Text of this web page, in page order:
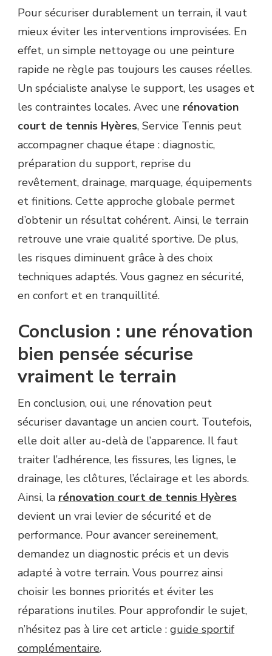
Pour sécuriser durablement un terrain, il vaut
mieux éviter les interventions improvisées. En
effet, un simple nettoyage ou une peinture
rapide ne règle pas toujours les causes réelles.
Un spécialiste analyse le support, les usages et
les contraintes locales. Avec une rénovation
court de tennis Hyères, Service Tennis peut
accompagner chaque étape : diagnostic,
préparation du support, reprise du
revêtement, drainage, marquage, équipements
et finitions. Cette approche globale permet
d’obtenir un résultat cohérent. Ainsi, le terrain
retrouve une vraie qualité sportive. De plus,
les risques diminuent grâce à des choix
techniques adaptés. Vous gagnez en sécurité,
en confort et en tranquillité.
Conclusion : une rénovation
bien pensée sécurise
vraiment le terrain
En conclusion, oui, une rénovation peut
sécuriser davantage un ancien court. Toutefois,
elle doit aller au-delà de l’apparence. Il faut
traiter l’adhérence, les fissures, les lignes, le
drainage, les clôtures, l’éclairage et les abords.
Ainsi, la rénovation court de tennis Hyères
devient un vrai levier de sécurité et de
performance. Pour avancer sereinement,
demandez un diagnostic précis et un devis
adapté à votre terrain. Vous pourrez ainsi
choisir les bonnes priorités et éviter les
réparations inutiles. Pour approfondir le sujet,
n’hésitez pas à lire cet article : guide sportif
complémentaire.